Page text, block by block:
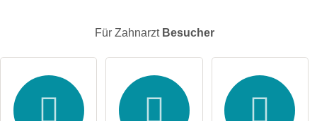
Hiermit akzeptiere ich die .
Für Zahnarzt Besucher